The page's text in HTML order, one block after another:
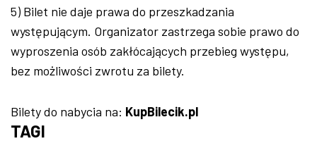
5) Bilet nie daje prawa do przeszkadzania
występującym. Organizator zastrzega sobie prawo do
wyproszenia osób zakłócających przebieg występu,
bez możliwości zwrotu za bilety.
Bilety do nabycia na: KupBilecik.pl
TAGI